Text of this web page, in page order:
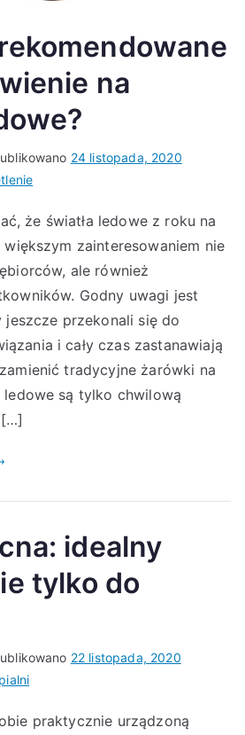
na
24 listopada, 2020
że światła ledowe z roku na
zainteresowaniem nie
ale również
Godny uwagi jest
przekonali się do
i cały czas zastanawiają
tradycyjne żarówki na
ledowe są tylko chwilową
[…]
idealny
tylko do
22 listopada, 2020
praktycznie urządzoną